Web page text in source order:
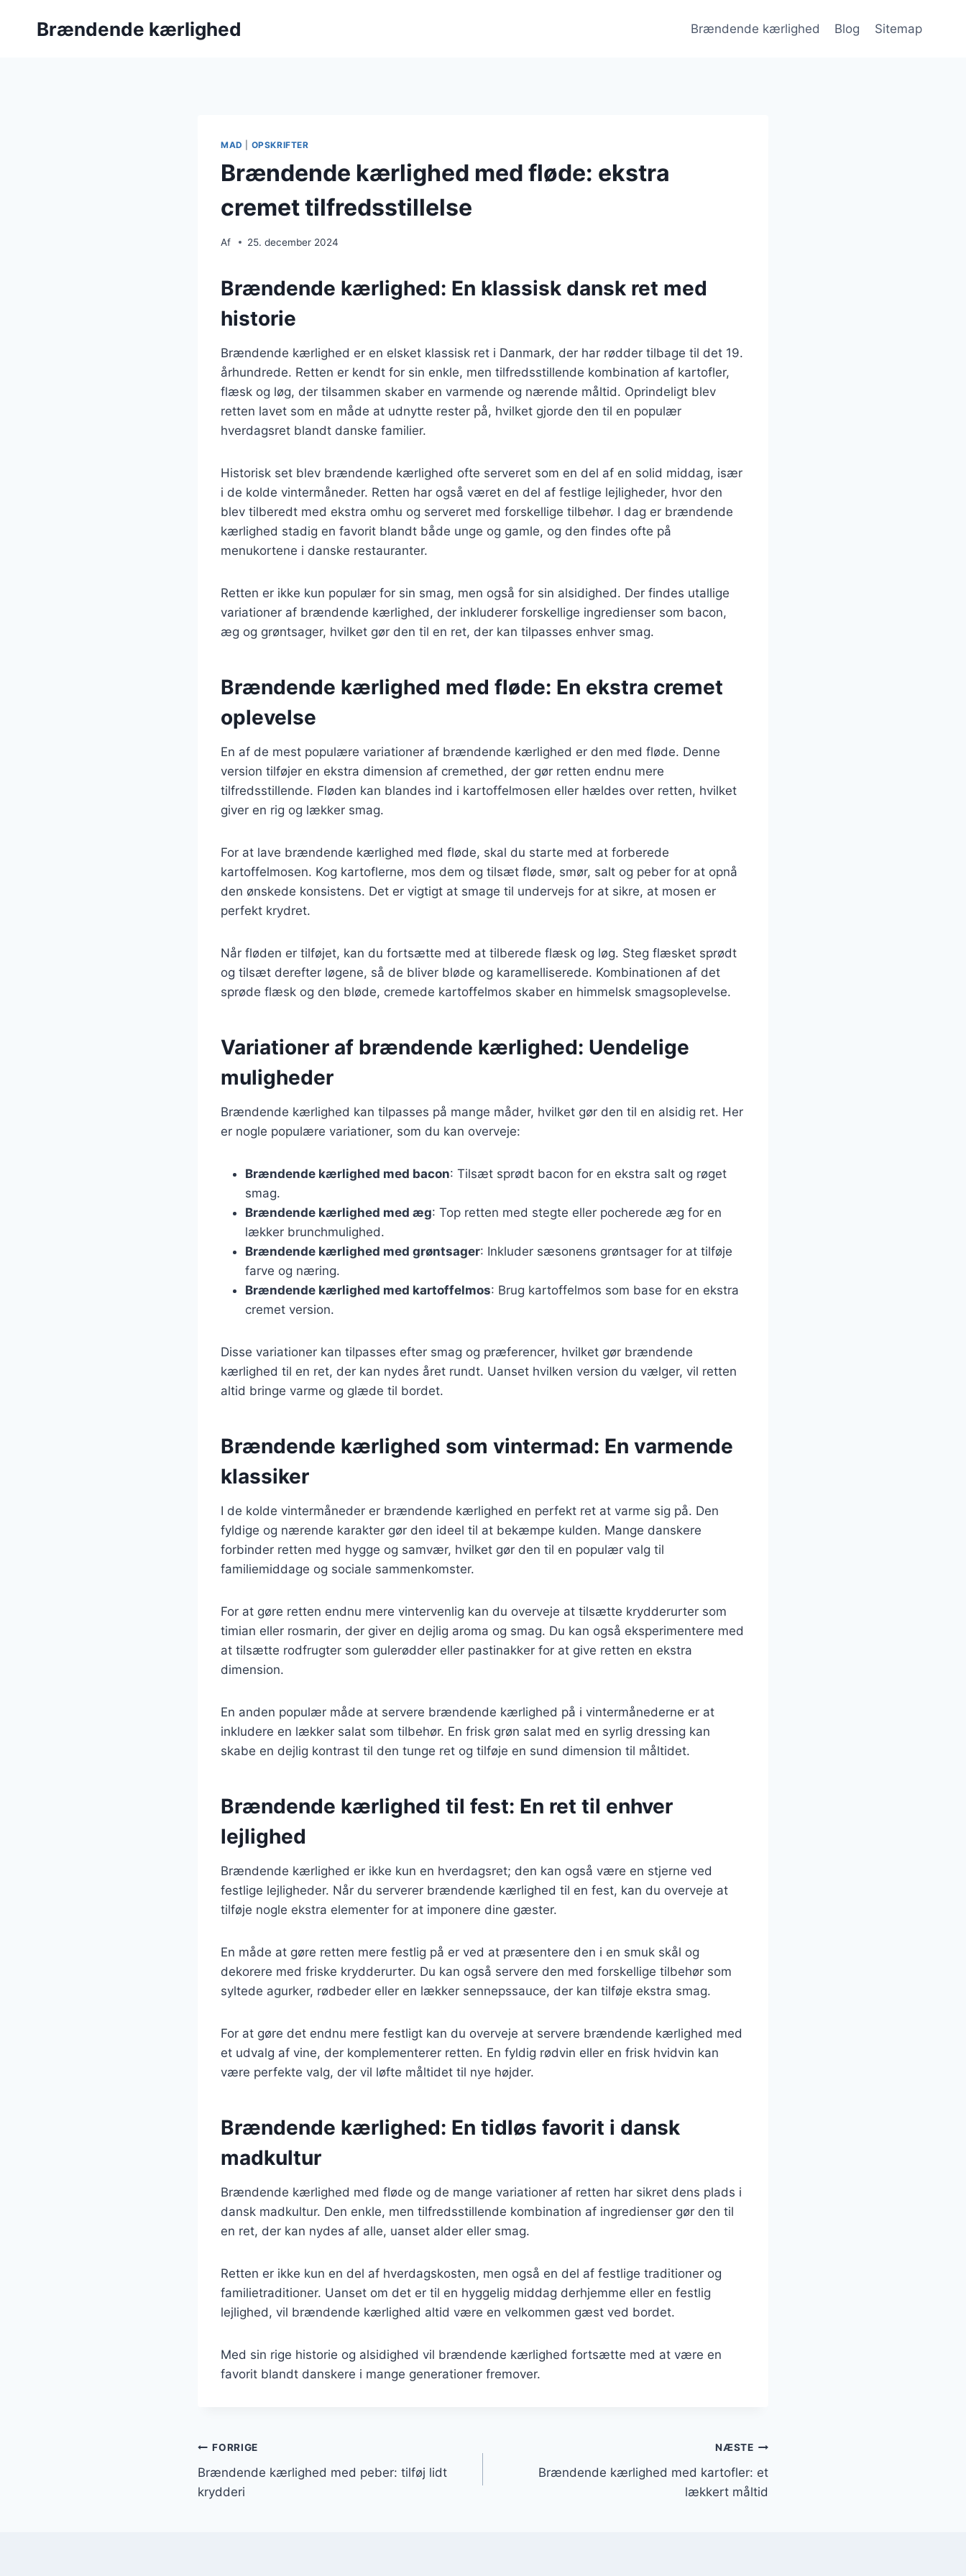
Brændende kærlighed Brændende kærlighed Blog Sitemap
MAD OPSKRIFTER
Brændende kærlighed med fløde: ekstra
cremet tilfredsstillelse
Af 25. december 2024
Brændende kærlighed: En klassisk dansk ret med
historie
Brændende kærlighed er en elsket klassisk ret i Danmark, der har rødder tilbage til det 19.
århundrede. Retten er kendt for sin enkle, men tilfredsstillende kombination af kartofler,
flæsk og løg, der tilsammen skaber en varmende og nærende måltid. Oprindeligt blev
retten lavet som en måde at udnytte rester på, hvilket gjorde den til en populær
hverdagsret blandt danske familier.
Historisk set blev brændende kærlighed ofte serveret som en del af en solid middag, især
i de kolde vintermåneder. Retten har også været en del af festlige lejligheder, hvor den
blev tilberedt med ekstra omhu og serveret med forskellige tilbehør. I dag er brændende
kærlighed stadig en favorit blandt både unge og gamle, og den findes ofte på
menukortene i danske restauranter.
Retten er ikke kun populær for sin smag, men også for sin alsidighed. Der findes utallige
variationer af brændende kærlighed, der inkluderer forskellige ingredienser som bacon,
æg og grøntsager, hvilket gør den til en ret, der kan tilpasses enhver smag.
Brændende kærlighed med fløde: En ekstra cremet
oplevelse
En af de mest populære variationer af brændende kærlighed er den med fløde. Denne
version tilføjer en ekstra dimension af cremethed, der gør retten endnu mere
tilfredsstillende. Fløden kan blandes ind i kartoffelmosen eller hældes over retten, hvilket
giver en rig og lækker smag.
For at lave brændende kærlighed med fløde, skal du starte med at forberede
kartoffelmosen. Kog kartoflerne, mos dem og tilsæt fløde, smør, salt og peber for at opnå
den ønskede konsistens. Det er vigtigt at smage til undervejs for at sikre, at mosen er
perfekt krydret.
Når fløden er tilføjet, kan du fortsætte med at tilberede flæsk og løg. Steg flæsket sprødt
og tilsæt derefter løgene, så de bliver bløde og karamelliserede. Kombinationen af det
sprøde flæsk og den bløde, cremede kartoffelmos skaber en himmelsk smagsoplevelse.
Variationer af brændende kærlighed: Uendelige
muligheder
Brændende kærlighed kan tilpasses på mange måder, hvilket gør den til en alsidig ret. Her
er nogle populære variationer, som du kan overveje:
Brændende kærlighed med bacon: Tilsæt sprødt bacon for en ekstra salt og røget
smag.
Brændende kærlighed med æg: Top retten med stegte eller pocherede æg for en
lækker brunchmulighed.
Brændende kærlighed med grøntsager: Inkluder sæsonens grøntsager for at tilføje
farve og næring.
Brændende kærlighed med kartoffelmos: Brug kartoffelmos som base for en ekstra
cremet version.
Disse variationer kan tilpasses efter smag og præferencer, hvilket gør brændende
kærlighed til en ret, der kan nydes året rundt. Uanset hvilken version du vælger, vil retten
altid bringe varme og glæde til bordet.
Brændende kærlighed som vintermad: En varmende
klassiker
I de kolde vintermåneder er brændende kærlighed en perfekt ret at varme sig på. Den
fyldige og nærende karakter gør den ideel til at bekæmpe kulden. Mange danskere
forbinder retten med hygge og samvær, hvilket gør den til en populær valg til
familiemiddage og sociale sammenkomster.
For at gøre retten endnu mere vintervenlig kan du overveje at tilsætte krydderurter som
timian eller rosmarin, der giver en dejlig aroma og smag. Du kan også eksperimentere med
at tilsætte rodfrugter som gulerødder eller pastinakker for at give retten en ekstra
dimension.
En anden populær måde at servere brændende kærlighed på i vintermånederne er at
inkludere en lækker salat som tilbehør. En frisk grøn salat med en syrlig dressing kan
skabe en dejlig kontrast til den tunge ret og tilføje en sund dimension til måltidet.
Brændende kærlighed til fest: En ret til enhver
lejlighed
Brændende kærlighed er ikke kun en hverdagsret; den kan også være en stjerne ved
festlige lejligheder. Når du serverer brændende kærlighed til en fest, kan du overveje at
tilføje nogle ekstra elementer for at imponere dine gæster.
En måde at gøre retten mere festlig på er ved at præsentere den i en smuk skål og
dekorere med friske krydderurter. Du kan også servere den med forskellige tilbehør som
syltede agurker, rødbeder eller en lækker sennepssauce, der kan tilføje ekstra smag.
For at gøre det endnu mere festligt kan du overveje at servere brændende kærlighed med
et udvalg af vine, der komplementerer retten. En fyldig rødvin eller en frisk hvidvin kan
være perfekte valg, der vil løfte måltidet til nye højder.
Brændende kærlighed: En tidløs favorit i dansk
madkultur
Brændende kærlighed med fløde og de mange variationer af retten har sikret dens plads i
dansk madkultur. Den enkle, men tilfredsstillende kombination af ingredienser gør den til
en ret, der kan nydes af alle, uanset alder eller smag.
Retten er ikke kun en del af hverdagskosten, men også en del af festlige traditioner og
familietraditioner. Uanset om det er til en hyggelig middag derhjemme eller en festlig
lejlighed, vil brændende kærlighed altid være en velkommen gæst ved bordet.
Med sin rige historie og alsidighed vil brændende kærlighed fortsætte med at være en
favorit blandt danskere i mange generationer fremover.
Indlægsnavigation
FORRIGE
Brændende kærlighed med peber: tilføj lidt
krydderi
NÆSTE
Brændende kærlighed med kartofler: et
lækkert måltid